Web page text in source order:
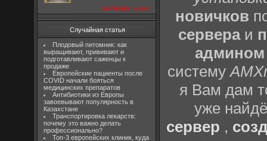
посмотреть все
Случайная статья
Плодовый питомник: как
выращивают, прививают и
подготавливают саженцы к
продаже
Европейские пациенты после
COVID начали бояться
медицинских препаратов
Антибиотики из Европы
завоевывают популярность в
Казахстане
Транспортировка лекарств:
почему это важно делать
профессионально?
Топ-3 европейских клиник, куда
новичков
сервераи
админом
систему
я Вам дам
уже
сервер ,